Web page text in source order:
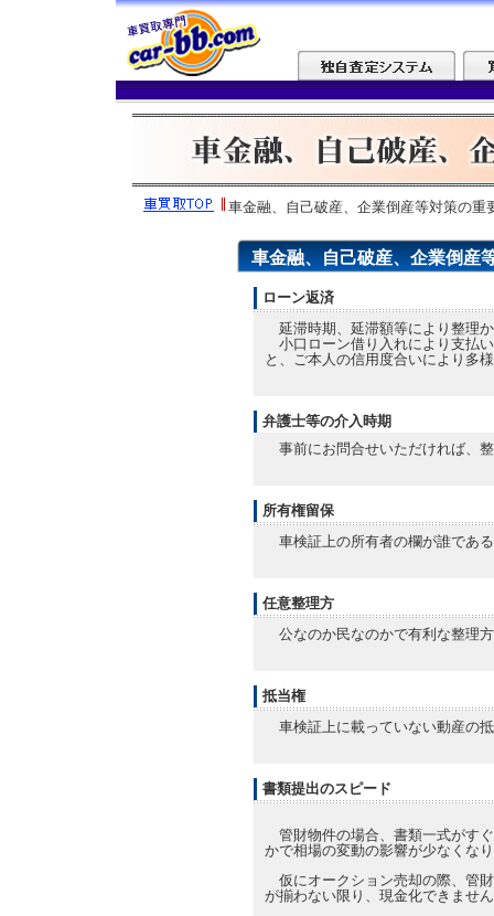
車金融、自己破産、企業倒産等対策の重
車金融、自己破産、企業倒産
ローン返済
延滞時期、延滞額等により整理
小口ローン借り入れにより支払
と、ご本人の信用度合いにより多
弁護士等の介入時期
事前にお問合せいただければ、
所有権留保
車検証上の所有者の欄が誰であ
任意整理方
公なのか民なのかで有利な整理
抵当権
車検証上に載っていない動産の
書類提出のスピード
管財物件の場合、書類一式がす
かで相場の変動の影響が少なくな
仮にオークション売却の際、管
が揃わない限り、現金化できませ